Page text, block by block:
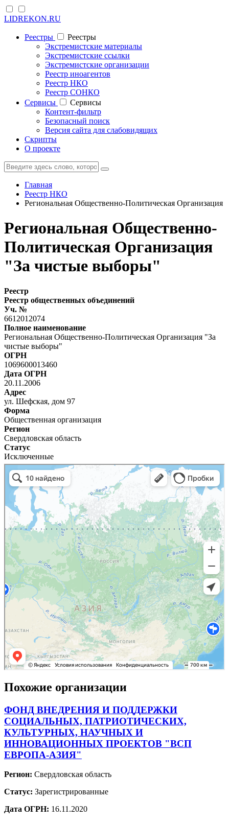
LIDREKON.RU
Реестры
Реестры
Экстремистские материалы
Экстремистские ссылки
Экстремистские организации
Реестр иноагентов
Реестр НКО
Реестр СОНКО
Cервисы
Cервисы
Контент-фильтр
Безопасный поиск
Версия сайта для слабовидящих
Скрипты
О проекте
Главная
Реестр НКО
Региональная Общественно-Политическая Организация
Региональная Общественно-
Политическая Организация
"За чистые выборы"
Реестр
Реестр общественных объединений
Уч. №
6612012074
Полное наименование
Региональная Общественно-Политическая Организация "За
чистые выборы"
ОГРН
1069600013460
Дата ОГРН
20.11.2006
Адрес
ул. Шефская, дом 97
Форма
Общественная организация
Регион
Свердловская область
Статус
Исключенные
Похожие организации
ФОНД ВНЕДРЕНИЯ И ПОДДЕРЖКИ
СОЦИАЛЬНЫХ, ПАТРИОТИЧЕСКИХ,
КУЛЬТУРНЫХ, НАУЧНЫХ И
ИННОВАЦИОННЫХ ПРОЕКТОВ "ВСП
ЕВРОПА-АЗИЯ"
Регион: Свердловская область
Статус: Зарегистрированные
Дата ОГРН: 16.11.2020